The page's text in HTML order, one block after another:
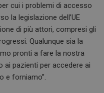
cui i problemi di accesso
la legislazione dell’UE
di più attori, compresi gli
Qualunque sia la
pronti a fare la nostra
ai pazienti per accedere ai
e forniamo”.